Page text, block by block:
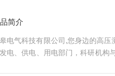
简介
皋电气科技有限公司,您身边的高
电、供电、用电部门，科研机构